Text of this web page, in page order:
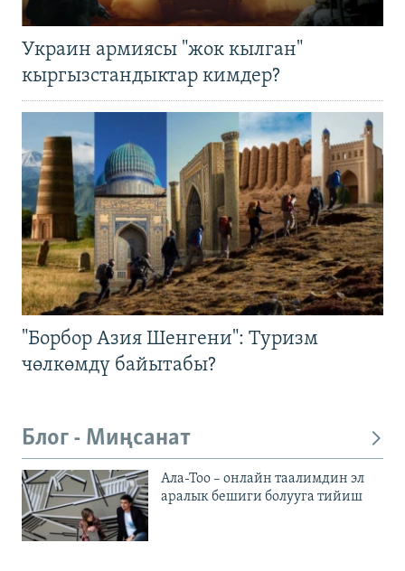
Украин армиясы "жок кылган"
кыргызстандыктар кимдер?
"Борбор Азия Шенгени": Туризм
чөлкөмдү байытабы?
Блог - Миңсанат
Ала-Тоо – онлайн таалимдин эл
аралык бешиги болууга тийиш